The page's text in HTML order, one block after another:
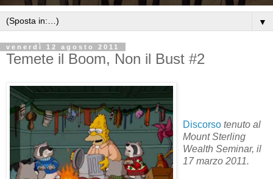
▼
venerdì 12 agosto 2011
Temete il Boom, Non il Bust #2
Discorso tenuto al
Mount Sterling
Wealth Seminar, il
17 marzo 2011.